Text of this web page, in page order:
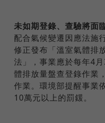
未如期登錄、查驗將面
配合氣候變遷因應法施
修正發布「溫室氣體排
法」，事業應於每年4
體排放量盤查登錄作業
作業。環境部提醒事業
10萬元以上的罰鍰。